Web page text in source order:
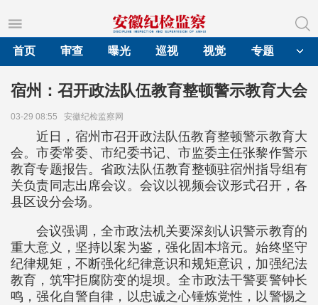
首页
审查 曝光 巡视 视觉 专题
宿州：召开政法队伍教育整顿警示教育大会
03-29 08:55 安徽纪检监察网
近日，宿州市召开政法队伍教育整顿警示教育大
会。市委常委、市纪委书记、市监委主任张黎作警示
教育专题报告。省政法队伍教育整顿驻宿州指导组有
关负责同志出席会议。会议以视频会议形式召开，各
县区设分会场。
会议强调，全市政法机关要深刻认识警示教育的
重大意义，坚持以案为鉴，强化固本培元。始终坚守
纪律规矩，不断强化纪律意识和规矩意识，加强纪法
教育，筑牢拒腐防变的堤坝。全市政法干警要警钟长
鸣，强化自警自律，以忠诚之心锤炼党性，以警惕之